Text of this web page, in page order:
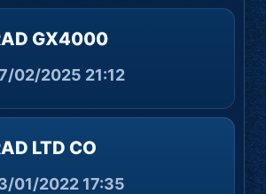
GX4000
02/2025 21:12
LTD CO
01/2022 17:35